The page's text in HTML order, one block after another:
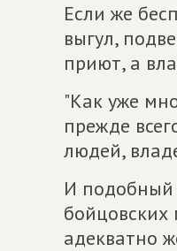
Если же
выгул,
приют, а
"Как уже
прежде
людей,
И подобный
бойцовских
адекватно